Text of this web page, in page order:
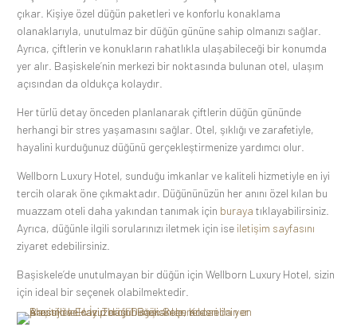
çıkar. Kişiye özel düğün paketleri ve konforlu konaklama
olanaklarıyla, unutulmaz bir düğün gününe sahip olmanızı sağlar.
Ayrıca, çiftlerin ve konukların rahatlıkla ulaşabileceği bir konumda
yer alır. Başiskele’nin merkezi bir noktasında bulunan otel, ulaşım
açısından da oldukça kolaydır.
Her türlü detay önceden planlanarak çiftlerin düğün gününde
herhangi bir stres yaşamasını sağlar. Otel, şıklığı ve zarafetiyle,
hayalini kurduğunuz düğünü gerçekleştirmenize yardımcı olur.
Wellborn Luxury Hotel, sunduğu imkanlar ve kaliteli hizmetiyle en iyi
tercih olarak öne çıkmaktadır. Düğününüzün her anını özel kılan bu
muazzam oteli daha yakından tanımak için buraya tıklayabilirsiniz.
Ayrıca, düğünle ilgili sorularınızı iletmek için iseiletişim sayfasını
ziyaret edebilirsiniz.
Başiskele’de unutulmayan bir düğün için Wellborn Luxury Hotel, sizin
için ideal bir seçenek olabilmektedir.